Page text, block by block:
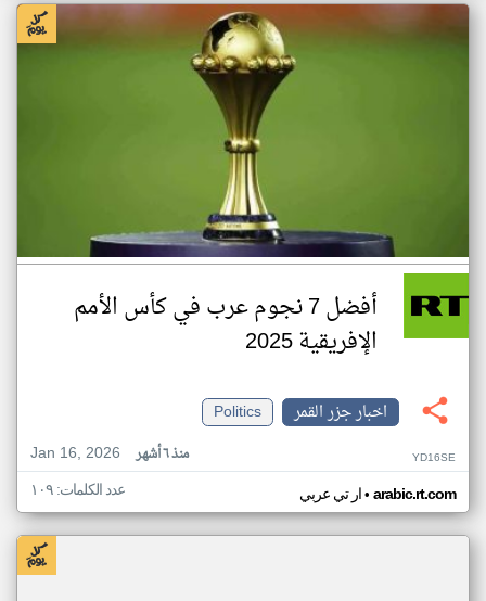
أفضل 7 نجوم عرب في كأس الأمم
الإفريقية 2025
اخبار جزر القمر
Politics
Jan 16, 2026
منذ ٦ أشهر YD16SE
ار تي عربي• arabic.rt.com عدد الكلمات: ١٠٩